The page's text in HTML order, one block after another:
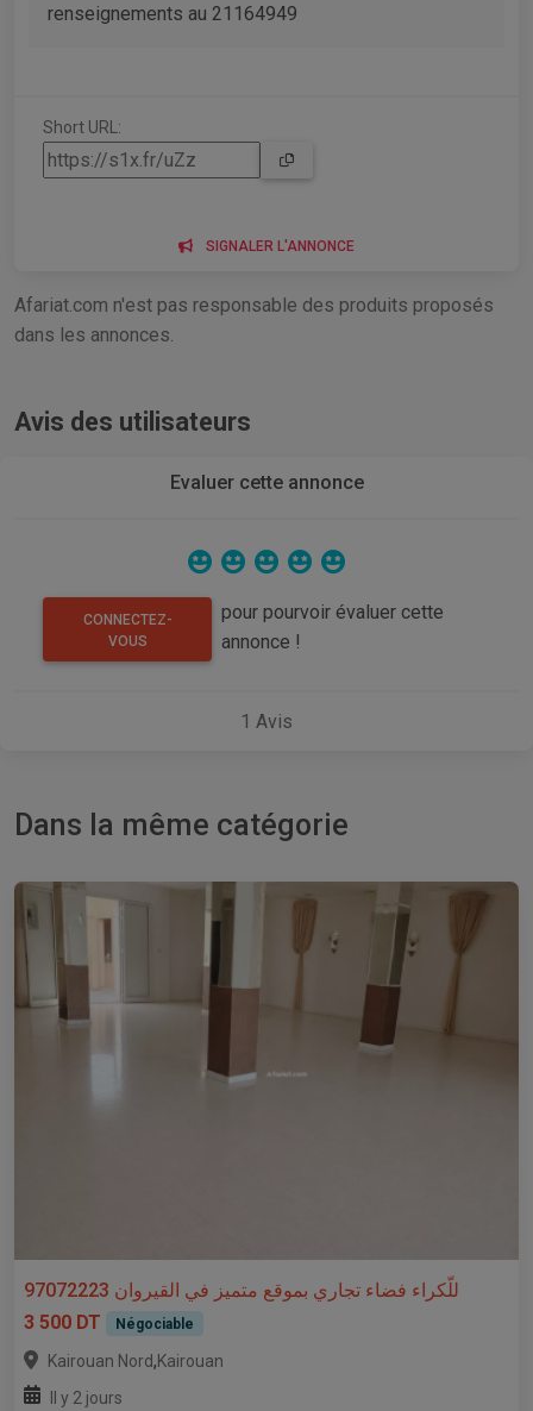
renseignements au 21164949
Short URL:
SIGNALER L'ANNONCE
Afariat.com n'est pas responsable des produits proposés
dans les annonces.
Avis des utilisateurs
Evaluer cette annonce
CONNECTEZ-
VOUS
pour pourvoir évaluer cette
annonce !
1 Avis
Dans la même catégorie
للّكراء فضاء تجاري بموقع متميز في القيروان 97072223
3 500 DT
Négociable
Kairouan Nord,Kairouan
Il y 2 jours